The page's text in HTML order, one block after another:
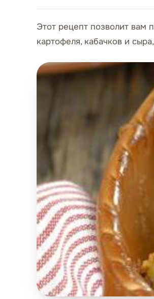
Этот рецепт позволит вам
картофеля, кабачков и